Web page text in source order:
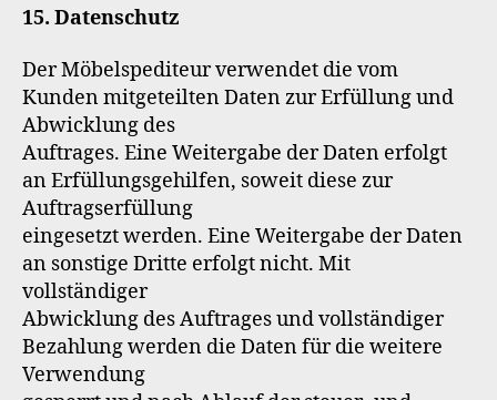
15. Datenschutz
Der Möbelspediteur verwendet die vom
Kunden mitgeteilten Daten zur Erfüllung und
Abwicklung des
Auftrages. Eine Weitergabe der Daten erfolgt
an Erfüllungsgehilfen, soweit diese zur
Auftragserfüllung
eingesetzt werden. Eine Weitergabe der Daten
an sonstige Dritte erfolgt nicht. Mit
vollständiger
Abwicklung des Auftrages und vollständiger
Bezahlung werden die Daten für die weitere
Verwendung